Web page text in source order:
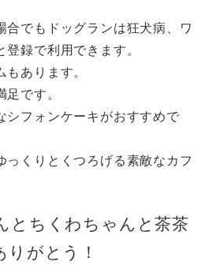
合でもドッグランは狂犬病、ワ
録で利用できます。
あります。
です。
シフォンケーキがおすすめで
っくりとくつろげる素敵なカフ
とちくわちゃんと茶茶
りがとう！